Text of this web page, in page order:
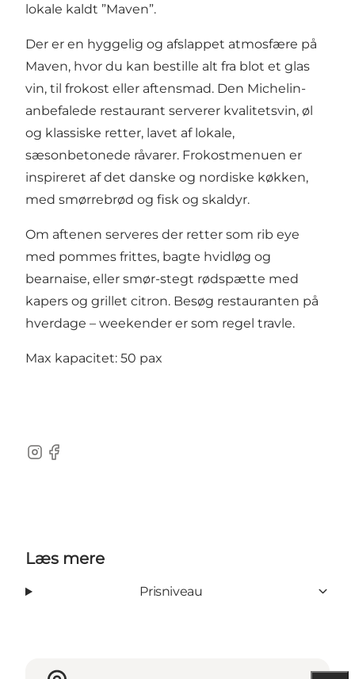
lokale kaldt ”Maven”.
Der er en hyggelig og afslappet atmosfære på
Maven, hvor du kan bestille alt fra blot et glas
vin, til frokost eller aftensmad. Den Michelin-
anbefalede restaurant serverer kvalitetsvin, øl
og klassiske retter, lavet af lokale,
sæsonbetonede råvarer. Frokostmenuen er
inspireret af det danske og nordiske køkken,
med smørrebrød og fisk og skaldyr.
Om aftenen serveres der retter som rib eye
med pommes frittes, bagte hvidløg og
bearnaise, eller smør-stegt rødspætte med
kapers og grillet citron. Besøg restauranten på
hverdage – weekender er som regel travle.
Max kapacitet: 50 pax
Instagram
Facebook
Læs mere
Prisniveau